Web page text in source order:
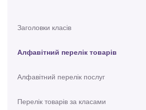
Заголовки класів
Алфавітний перелік товарів
Алфавітний перелік послуг
Перелік товарів за класами